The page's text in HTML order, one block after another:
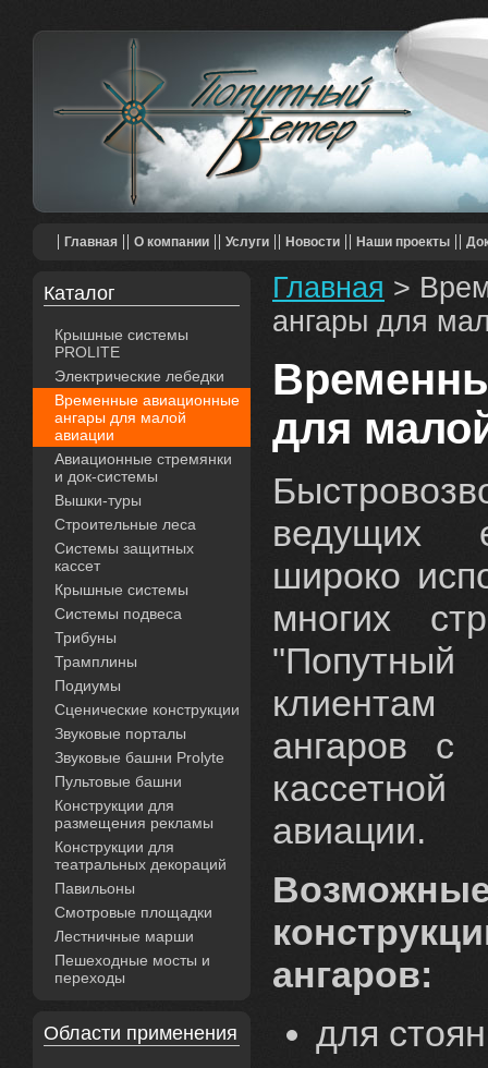
Главная О компании Услуги Новости Наши проекты
Каталог
Крышные системы
PROLITE
Электрические лебедки
Временные авиационные
ангары для малой
авиации
Авиационные стремянки
и док-системы
Вышки-туры
Строительные леса
Системы защитных
кассет
Крышные системы
Системы подвеса
Трибуны
Трамплины
Подиумы
Сценические конструкции
Звуковые порталы
Звуковые башни Prolyte
Пультовые башни
Конструкции для
размещения рекламы
Конструкции для
театральных декораций
Павильоны
Смотровые площадки
Лестничные марши
Пешеходные мосты и
переходы
Области применения
Главная >
ангары для
для
ведущих
широко
многих
клиентам
ангаров с
авиации.
ангаров:
для